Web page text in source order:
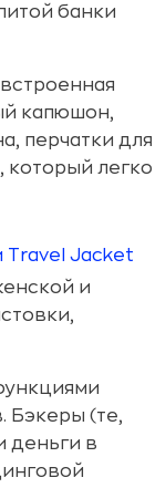
банки
капюшон,
перчатки для
который легко
и
Бэкеры (те,
деньги в